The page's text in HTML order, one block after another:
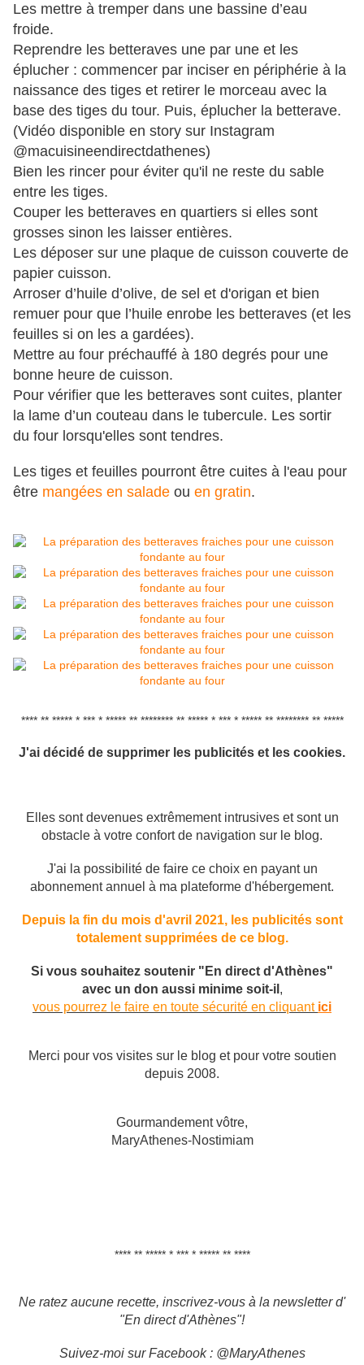
Les mettre à tremper dans une bassine d’eau
froide.
Reprendre les betteraves une par une et les
éplucher : commencer par inciser en périphérie à la
naissance des tiges et retirer le morceau avec la
base des tiges du tour. Puis, éplucher la betterave.
(Vidéo disponible en story sur Instagram
@macuisineendirectdathenes)
Bien les rincer pour éviter qu'il ne reste du sable
entre les tiges.
Couper les betteraves en quartiers si elles sont
grosses sinon les laisser entières.
Les déposer sur une plaque de cuisson couverte de
papier cuisson.
Arroser d’huile d’olive, de sel et d'origan et bien
remuer pour que l’huile enrobe les betteraves (et les
feuilles si on les a gardées).
Mettre au four préchauffé à 180 degrés pour une
bonne heure de cuisson.
Pour vérifier que les betteraves sont cuites, planter
la lame d’un couteau dans le tubercule. Les sortir
du four lorsqu'elles sont tendres.
Les tiges et feuilles pourront être cuites à l'eau pour
être mangées en salade ou en gratin.
**** ** ***** * *** * ***** ** ******** ** ***** * *** * ***** ** ******** ** *****
J'ai décidé de supprimer les publicités et les cookies.
Elles sont devenues extrêmement intrusives et sont un
obstacle à votre confort de navigation sur le blog.
J'ai la possibilité de faire ce choix en payant un
abonnement annuel à ma plateforme d'hébergement.
Depuis la fin du mois d'avril 2021, les publicités sont
totalement supprimées de ce blog.
Si vous souhaitez soutenir "En direct d'Athènes"
avec un don aussi minime soit-il ,
vous pourrez le faire en toute sécurité en cliquant ici
Merci pour vos visites sur le blog et pour votre soutien
depuis 2008.
Gourmandement vôtre,
MaryAthenes-Nostimiam
**** ** ***** * *** * ***** ** ****
Ne ratez aucune recette, inscrivez-vous à la newsletter d'
"En direct d'Athènes"!
Suivez-moi sur Facebook : @MaryAthenes